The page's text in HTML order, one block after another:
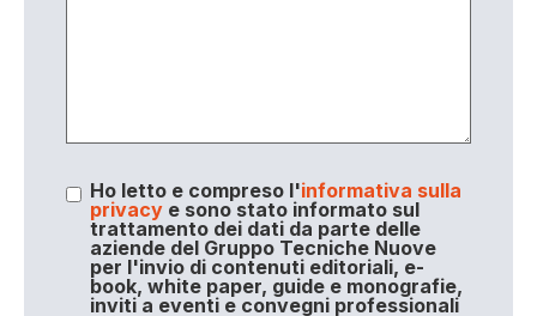
Ho letto e compreso l'informativa sulla
privacye sono stato informato sul
trattamento dei dati da parte delle
aziende del Gruppo Tecniche Nuove
per l'invio di contenuti editoriali, e-
book, white paper, guide e monografie,
inviti a eventi e convegni professionali